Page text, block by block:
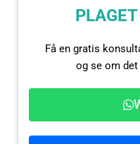
Få en gratis
og se om